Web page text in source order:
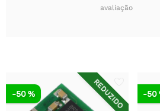
avaliação
REDUZIDO
-50 % -50